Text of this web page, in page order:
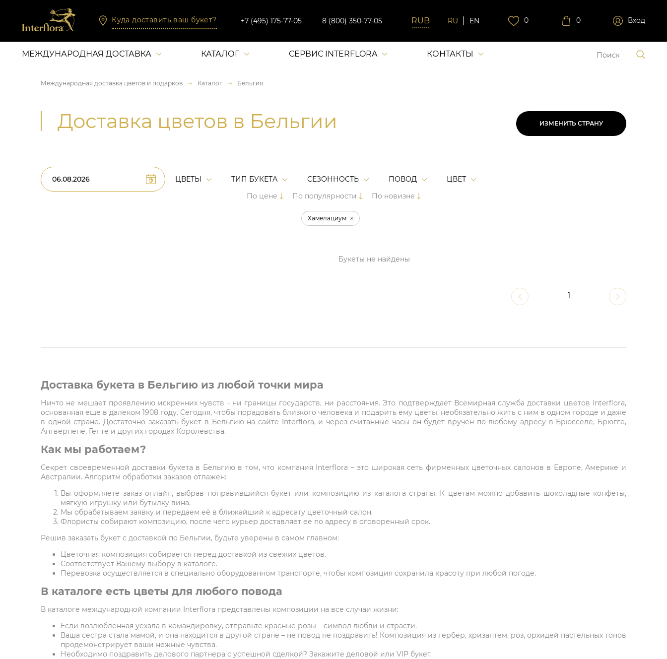
Куда доставить ваш букет? +7 (495) 175-77-05 8 (800) 350-77-05 RU EN 0 0 Вход
МЕЖДУНАРОДНАЯ ДОСТАВКА КАТАЛОГ СЕРВИС INTERFLORA КОНТАКТЫ
Международная доставка цветов и подарков Каталог Бельгия
Доставка цветов в Бельгии ИЗМЕНИТЬ СТРАНУ
ЦВЕТЫ ТИП БУКЕТА СЕЗОННОСТЬ ПОВОД
ЦВЕТ
По цене
По популярности По новизне
Хамелациум
Букеты не найдены
1
Доставка букета в Бельгию из любой точки мира
Ничто не мешает проявлению искренних чувств - ни границы государств, ни расстояния. Это подтверждает Всемирная служба доставки цветов Interflora,
основанная еще в далеком 1908 году. Сегодня, чтобы порадовать близкого человека и подарить ему цветы, необязательно жить с ним в одном городе и даже
в одной стране. Достаточно заказать букет в Бельгию на сайте Interflora, и через считанные часы он будет вручен по любому адресу в Брюсселе, Брюгге,
Антверпене, Генте и других городах Королевства.
Как мы работаем?
Секрет своевременной доставки букета в Бельгию в том, что компания Interflora – это широкая сеть фирменных цветочных салонов в Европе, Америке и
Австралии. Алгоритм обработки заказов отлажен:
Вы оформляете заказ онлайн, выбрав понравившийся букет или композицию из каталога страны. К цветам можно добавить шоколадные конфеты,
мягкую игрушку или бутылку вина.
Мы обрабатываем заявку и передаем её в ближайший к адресату цветочный салон.
Флористы собирают композицию, после чего курьер доставляет ее по адресу в оговоренный срок.
Решив заказать букет с доставкой по Бельгии, будьте уверены в самом главном:
Цветочная композиция собирается перед доставкой из свежих цветов.
Соответствует Вашему выбору в каталоге.
Перевозка осуществляется в специально оборудованном транспорте, чтобы композиция сохранила красоту при любой погоде.
В каталоге есть цветы для любого повода
В каталоге международной компании Interflora представлены композиции на все случаи жизни:
Если возлюбленная уехала в командировку, отправьте красные розы – символ любви и страсти.
Ваша сестра стала мамой, и она находится в другой стране – не повод не поздравить! Композиция из гербер, хризантем, роз, орхидей пастельных тонов
продемонстрирует ваши нежные чувства.
Необходимо поздравить делового партнера с успешной сделкой? Закажите деловой или VIP букет.